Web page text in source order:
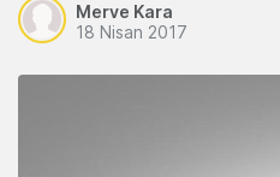
Merve Kara
18 Nisan 2017